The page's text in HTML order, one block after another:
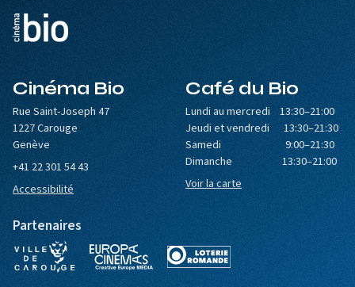
Cinéma Bio
Rue Saint-Joseph 47
1227 Carouge
Genève
+41 22 301 54 43
Accessibilité
Café du Bio
Lundi au mercredi 13:30–21:00
Jeudi et vendredi 13:30–21:30
Samedi 9:00–21:30
Dimanche 13:30–21:00
Voir la carte
Partenaires